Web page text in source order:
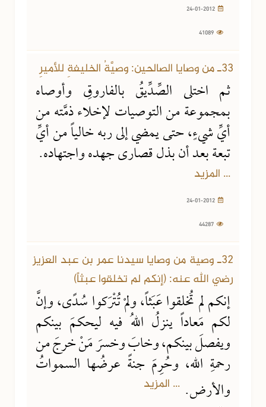
33ـ من وصايا الصالحين: وصيَّةُ الخليفةِ للأميرِ
ثم اختلى الصِّدِّيقُ بالفاروقِ وأوصاه
بمجموعة من التوصيات لإخلاء ذمَّته من
أيِّ شيءٍ، حتى يمضي إلى ربه خالياً من أيِّ
تبعة بعد أن بذل قصارى جهده واجتهاده.
... المزيد
32ـ وصية من وصايا سيدنا عمر بن عبد العزيز
رضي الله عنه: (إنكم لم تخلقوا عبثاً)
إنكم لم تُخلقوا عَبَثاً، ولمْ تُتْرَكوا سُدًى، وإنَّ
لكم مَعاداً ينزلُ اللهُ فيه ليحكمَ بينكم
ويفصلَ بينكم، وخابَ وخسرَ مَنْ خرجَ من
رحمةِ الله، وحُرِمَ جنةً عرضُها السمواتُ
والأرض. ... المزيد